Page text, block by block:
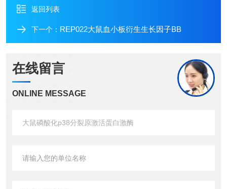
返回列表
下一个： REP022大鼠血小板衍生生长因子BB
在线留言
ONLINE MESSAGE